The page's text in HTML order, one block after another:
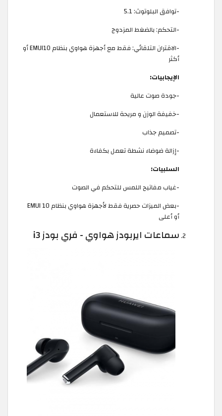
-توافق البلوتوث: 5.1
-التحكم: بالضغط المزدوج
-الاقتران التلقائي: فقط مع أجهزة هواوي بنظام EMUI10 أو
أكثر
الإيجابيات:
-جودة صوت عالية
-خفيفة الوزن و مريحة للاستعمال
-تصميم جذاب
-إزالة ضوضاء نشطة تعمل بكفاءة
السلبيات:
-غياب مفاتيح اللمس للتحكم في الصوت
-بعض الميزات حصرية فقط لأجهزة هواوي بنظام EMUI 10
أو أعلى
سماعات ايربودز هواوي - فري بودز i3